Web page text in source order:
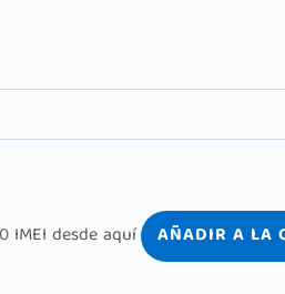
AÑADIR A LA